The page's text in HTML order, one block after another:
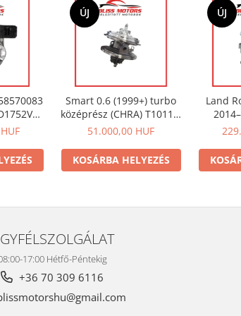
X4
ÚJ
Smart 0.6 (1999+) turbo
középrész (CHRA) T1011 –
Garrett GT1238S | OEM
51.000,00 HUF
KOSÁRBA HELYEZÉS
ÚJ
Land
17:00 Hétfő-Péntekig
+36 70 309 6116